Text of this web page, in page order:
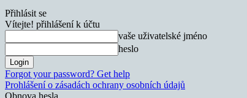
Přihlásit se
Vítejte! přihlášení k účtu
vaše uživatelské jméno
heslo
Forgot your password? Get help
Prohlášení o zásadách ochrany osobních údajů
Obnova hesla